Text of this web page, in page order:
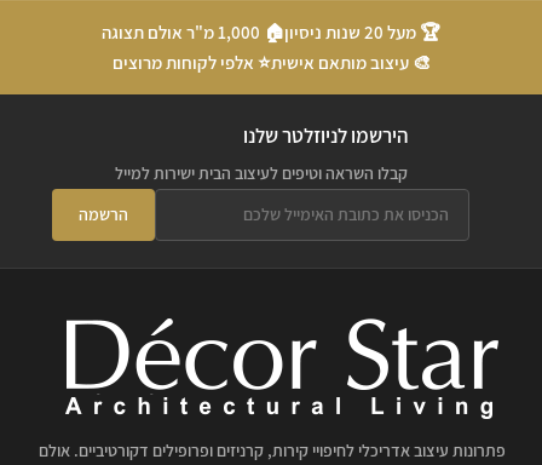
🏆 מעל 20 שנות ניסיון
🏠 1,000 מ"ר אולם תצוגה
🎨 עיצוב מותאם אישית⭐ אלפי לקוחות מרוצים
הירשמו לניוזלטר שלנו
קבלו השראה וטיפים לעיצוב הבית ישירות למייל
הרשמה
פתרונות עיצוב אדריכלי לחיפויי קירות, קרניזים ופרופילים דקורטיביים. אולם